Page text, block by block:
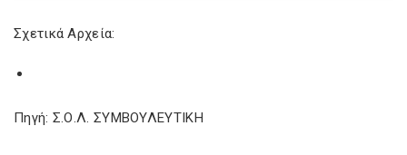
Σχετικά Αρχεία:
Πηγή: Σ.Ο.Λ. ΣΥΜΒΟΥΛΕΥΤΙΚΗ